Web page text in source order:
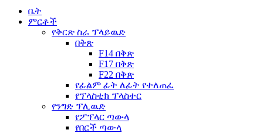
ቤት
ምርቶች
የቅርጽ ስራ ፕላይዉድ
በቅጽ
F14 በቅጽ
F17 በቅጽ
F22 በቅጽ
የፊልም ፊት ለፊት የተለጠፈ
የፕላስቲክ ፕላስተር
የንግድ ፕሊዉድ
የፖፕላር ጣውላ
የበርች ጣውላ